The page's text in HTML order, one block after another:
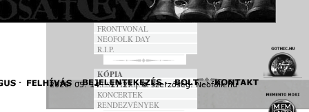
2026. 05. 14. - 17:27 | © szerzőség:Neofolk.hu
ANNO
FRONTVONAL
NEOFOLK DAY
R.I.P.
KÓPIA
FESZTIVÁLOK
KONCERTEK
RENDEZVÉNYEK